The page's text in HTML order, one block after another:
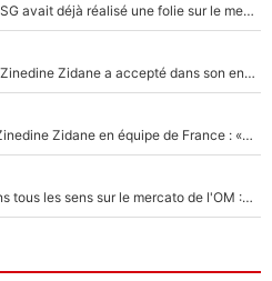
250M€ pour signer une star : Le PSG avait déjà réalisé une folie sur le mercato bien avant Neymar !
Voilà le seul homme politique que Zinedine Zidane a accepté dans son entourage : «Je garde un très bon souvenir de lui»
Franck Ribéry a osé s'attaquer à Zinedine Zidane en équipe de France : «Je n'aurais jamais fait ça»
Medina, Rulli, Paixao... ça part dans tous les sens sur le mercato de l'OM : Frank McCourt va enfin récupérer l'argent qu'il attend ?